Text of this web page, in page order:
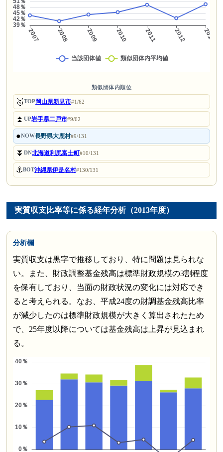
類似団体内順位
🥇TOP岡山県新見市#1/62
⏫UP岩手県二戸市#9/62
●NOW長野県大鹿村#9/131
⏬DN北海道利尻富士町#10/131
⚓BOT沖縄県伊是名村#130/131
実質収支比率等に係る経年分析（2013年度）
分析欄
実質収支は黒字で推移しており、特に問題は見られな
い。また、財政調整基金残高は標準財政規模の3割程度
を保有しており、当面の財政状況の変化には対応でき
ると考えられる。なお、平成24度の財調基金残高比率
が減少したのは標準財政規模が大きく算出されたため
で、25年度以降については基金残高は上昇が見込まれ
る。